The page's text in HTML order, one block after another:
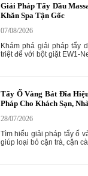
Giải Pháp Tẩy Dầu
Khăn Spa Tận Gốc
07/08/2026
Khám phá giải pháp tẩy
triệt để với bột giặt EW1-
Tẩy Ố Vàng Bát Đĩa
Pháp Cho Khách Sạn,
28/07/2026
Tìm hiểu giải pháp tẩy ố
giúp loại bỏ cặn trà, cặn